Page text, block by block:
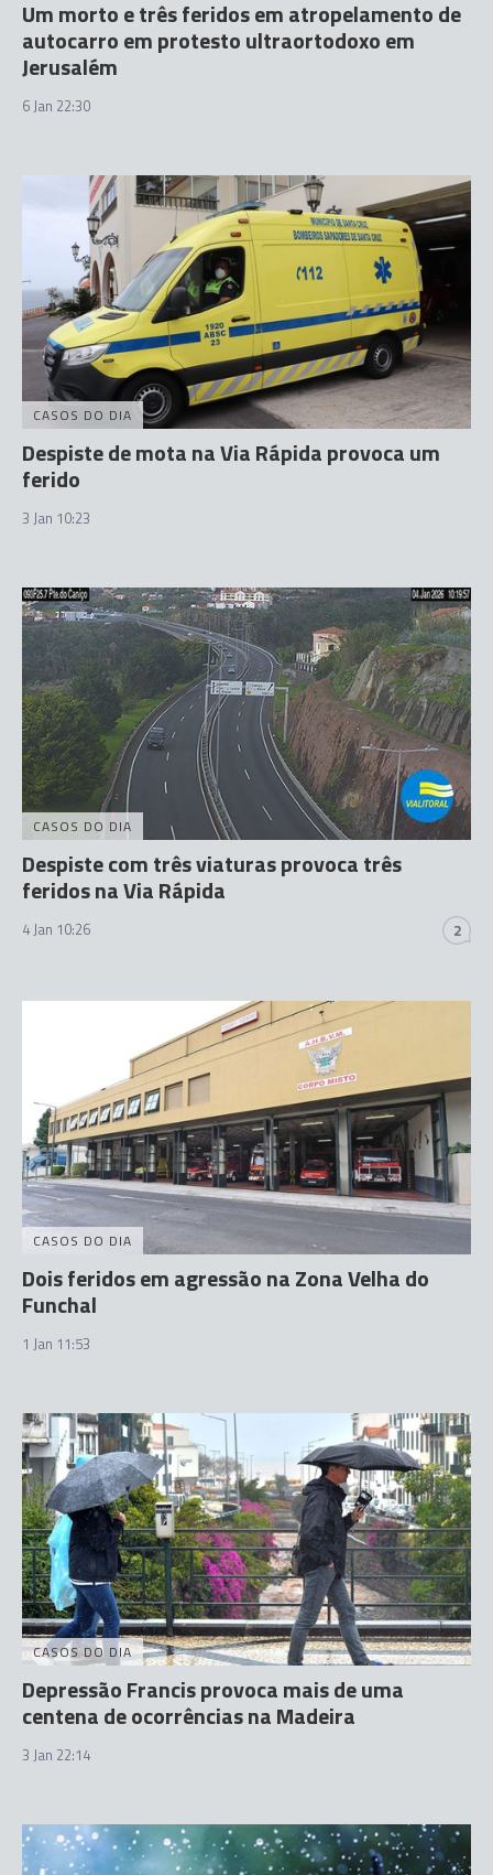
Um morto e três feridos em atropelamento de
autocarro em protesto ultraortodoxo em
Jerusalém
6 Jan 22:30
CASOS DO DIA
Despiste de mota na Via Rápida provoca um
ferido
3 Jan 10:23
CASOS DO DIA
Despiste com três viaturas provoca três
feridos na Via Rápida
4 Jan 10:26 2
CASOS DO DIA
Dois feridos em agressão na Zona Velha do
Funchal
1 Jan 11:53
CASOS DO DIA
Depressão Francis provoca mais de uma
centena de ocorrências na Madeira
3 Jan 22:14